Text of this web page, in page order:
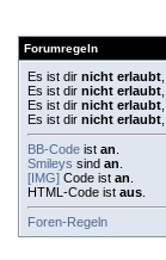
Forumregeln
Es ist dir nicht erlaubt
Es ist dir nicht erlaubt
Es ist dir nicht erlaubt
Es ist dir nicht erlaubt
BB-Code ist an
Smileys sind an
[IMG] Code ist an
HTML-Code ist aus
Foren-Regeln